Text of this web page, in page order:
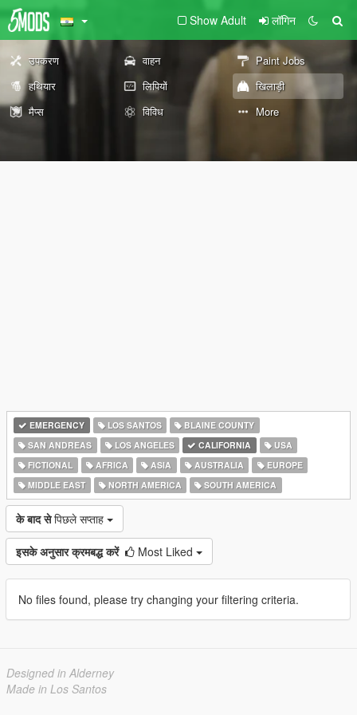
Show Adult लॉगिन
उपकरण वाहन
Paint Jobs
हथियार
लिपियों
खिलाड़ी
मैप्स
विविध More
EMERGENCY LOS SANTOS
BLAINE COUNTY
SAN ANDREAS
LOS ANGELES CALIFORNIA
USA
FICTIONAL
AFRICA ASIA AUSTRALIA
EUROPE
MIDDLE EAST
NORTH AMERICA SOUTH AMERICA
के बाद से पिछले सप्ताह
इसके अनुसार क्रमबद्ध करें Most Liked
No files found, please try changing your filtering criteria.
Designed in Alderney
Made in Los Santos